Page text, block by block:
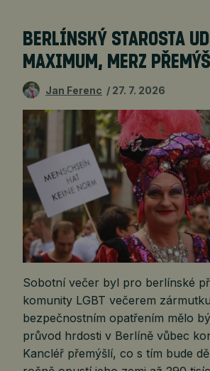
BERLÍNSKÝ STAROSTA
MAXIMUM, MERZ
Jan Ferenc 27. 7. 2026
Sobotní večer byl pro berlínské
komunity LGBT večerem
bezpečnostním opatřením mělo
průvod hrdosti v Berlíně vůbec
Kancléř přemýšlí, co s tím bude